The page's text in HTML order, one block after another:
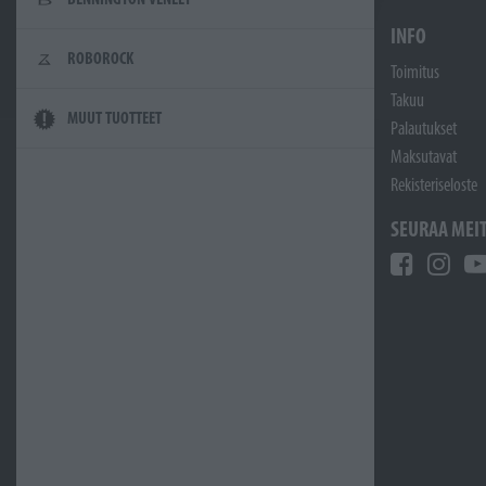
ROBOROCK
MUUT TUOTTEET
INFO
Toimitus
Takuu
Palautukset
Maksutavat
Rekisteriseloste
SEURAA